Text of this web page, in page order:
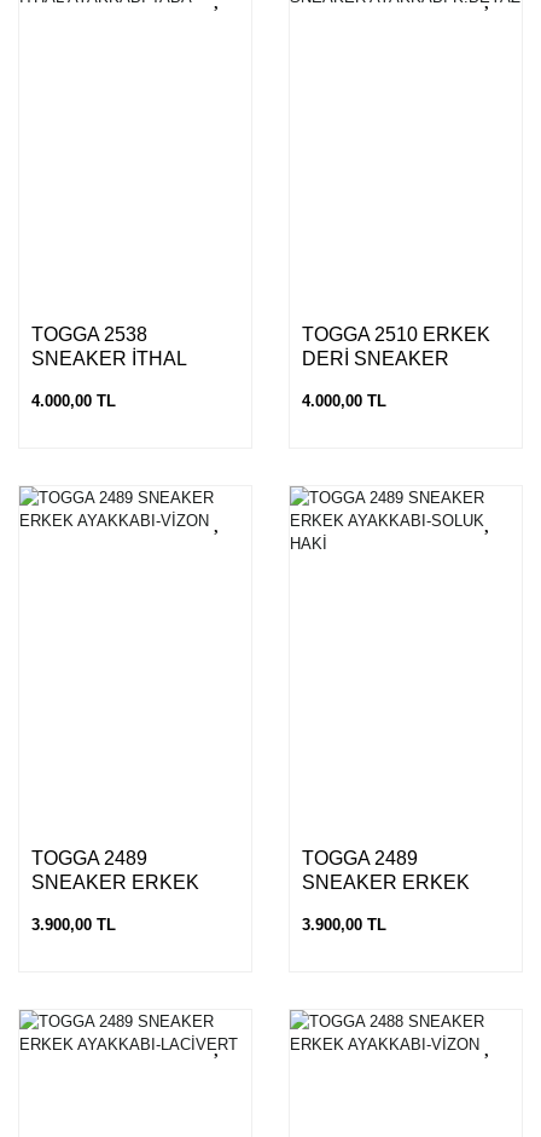
TOGGA 2538
SNEAKER İTHAL
4.000,00 TL
TOGGA 2510 ERKEK
DERİ SNEAKER
4.000,00 TL
TOGGA 2489
SNEAKER ERKEK
3.900,00 TL
TOGGA 2489
SNEAKER ERKEK
HAKİ
3.900,00 TL